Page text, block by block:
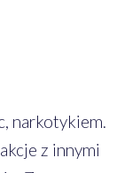
narkotykiem.
z innymi